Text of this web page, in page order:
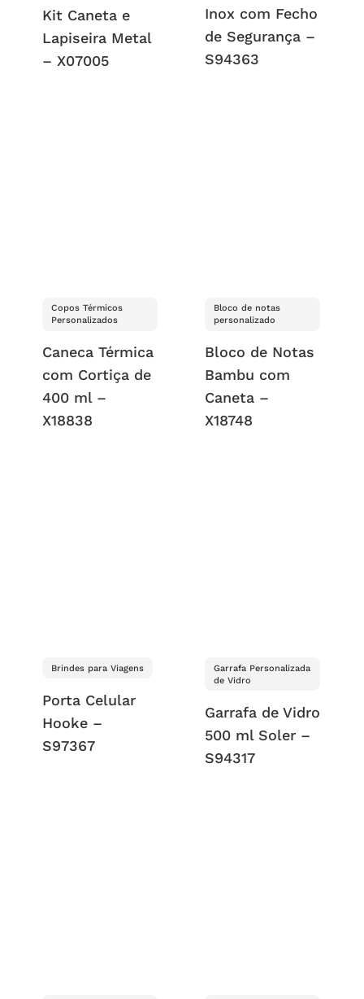
Kit Caneta e
Lapiseira Metal
– X07005
Inox com Fecho
de Segurança –
S94363
Copos Térmicos
Personalizados
Caneca Térmica
com Cortiça de
400 ml –
X18838
Bloco de notas
personalizado
Bloco de Notas
Bambu com
Caneta –
X18748
Brindes para Viagens
Porta Celular
Hooke –
S97367
Garrafa Personalizada
de Vidro
Garrafa de Vidro
500 ml Soler –
S94317